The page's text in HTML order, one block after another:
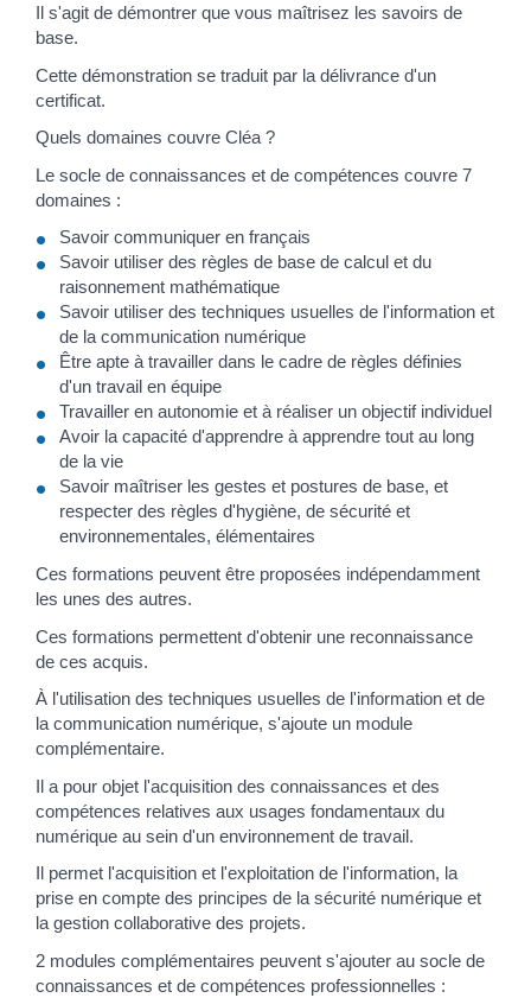
Il s'agit de démontrer que vous maîtrisez les savoirs de
base.
Cette démonstration se traduit par la délivrance d'un
certificat.
Quels domaines couvre Cléa ?
Le socle de connaissances et de compétences couvre 7
domaines :
Savoir communiquer en français
Savoir utiliser des règles de base de calcul et du
raisonnement mathématique
Savoir utiliser des techniques usuelles de l'information et
de la communication numérique
Être apte à travailler dans le cadre de règles définies
d'un travail en équipe
Travailler en autonomie et à réaliser un objectif individuel
Avoir la capacité d'apprendre à apprendre tout au long
de la vie
Savoir maîtriser les gestes et postures de base, et
respecter des règles d'hygiène, de sécurité et
environnementales, élémentaires
Ces formations peuvent être proposées indépendamment
les unes des autres.
Ces formations permettent d'obtenir une reconnaissance
de ces acquis.
À l'utilisation des techniques usuelles de l'information et de
la communication numérique, s'ajoute un module
complémentaire.
Il a pour objet l'acquisition des connaissances et des
compétences relatives aux usages fondamentaux du
numérique au sein d'un environnement de travail.
Il permet l'acquisition et l'exploitation de l'information, la
prise en compte des principes de la sécurité numérique et
la gestion collaborative des projets.
2 modules complémentaires peuvent s'ajouter au socle de
connaissances et de compétences professionnelles :